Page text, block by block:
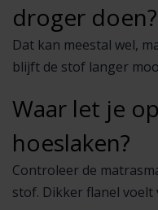
droger doen?
Dat kan meestal wel,
blijft de stof langer
Waar let je
hoeslaken?
Controleer de
stof. Dikker flanel voelt